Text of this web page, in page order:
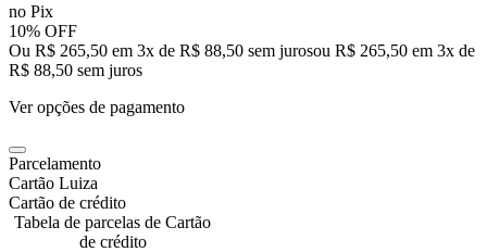
no Pix
10% OFF
Ou R$ 265,50 em 3x de R$ 88,50 sem jurosou R$ 265,50 em 3x de
R$ 88,50 sem juros
Ver opções de pagamento
Parcelamento
Cartão Luiza
Cartão de crédito
Tabela de parcelas de Cartão
de crédito